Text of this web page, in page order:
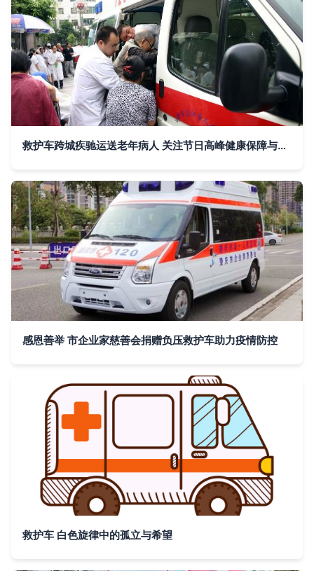
救护车跨城疾驰运送老年病人 关注节日高峰健康保障与医疗资源紧张 | 新闻中心·新浪网力荐
感恩善举 市企业家慈善会捐赠负压救护车助力疫情防控
救护车 白色旋律中的孤立与希望